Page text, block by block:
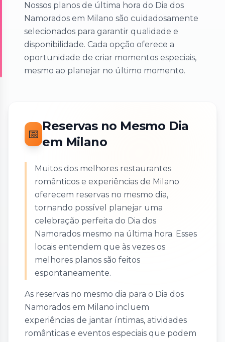
Nossos planos de última hora do Dia dos
Namorados em Milano são cuidadosamente
selecionados para garantir qualidade e
disponibilidade. Cada opção oferece a
oportunidade de criar momentos especiais,
mesmo ao planejar no último momento.
📅
Reservas no Mesmo Dia
em Milano
Muitos dos melhores restaurantes
românticos e experiências de Milano
oferecem reservas no mesmo dia,
tornando possível planejar uma
celebração perfeita do Dia dos
Namorados mesmo na última hora. Esses
locais entendem que às vezes os
melhores planos são feitos
espontaneamente.
As reservas no mesmo dia para o Dia dos
Namorados em Milano incluem
experiências de jantar íntimas, atividades
românticas e eventos especiais que podem